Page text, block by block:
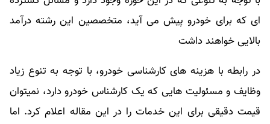
ای که برای خودرو پیش می آید، متخصصین این رشته درآمد
بالایی خواهند داشت
در رابطه با هزینه های کارشناسی خودرو، با توجه به تنوع زیاد
وظایف و مسئولیت هایی که یک کارشناس خودرو دارد، نمیتوان
قیمت دقیقی برای این خدمات را در این مقاله اعلام کرد. اما